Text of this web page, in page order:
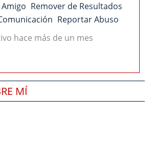
Remover de Resultados
Reportar Abuso
hace más de un mes
MÍ